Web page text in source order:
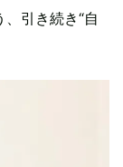
引き続き“自